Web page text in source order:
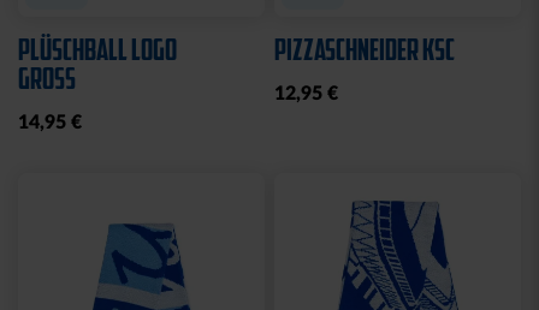
PLÜSCHBALL LOGO
GROSS
14,95 €
PIZZASCHNEIDER KSC
12,95 €